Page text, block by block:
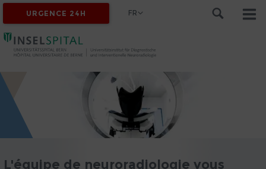
URGENCE 24H FR
L'équipe de neuroradiologie vous